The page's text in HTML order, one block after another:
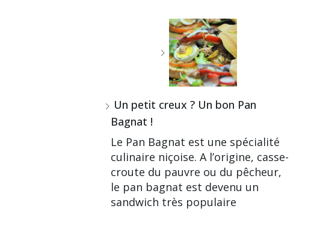
Un petit creux ? Un bon Pan
Bagnat !
Le Pan Bagnat est une spécialité
culinaire niçoise. A l’origine, casse-
croute du pauvre ou du pêcheur,
le pan bagnat est devenu un
sandwich très populaire